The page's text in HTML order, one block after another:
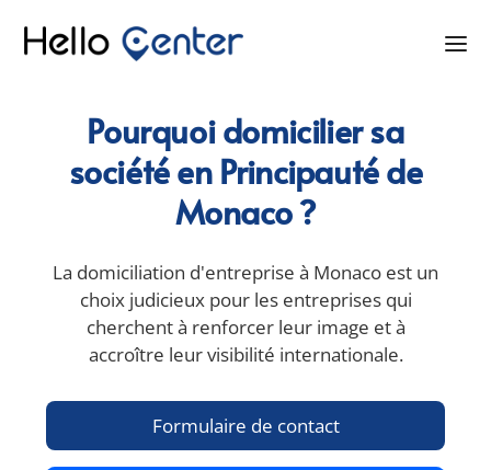
Pourquoi domicilier sa
société en Principauté de
Monaco ?
La domiciliation d'entreprise à Monaco est un
choix judicieux pour les entreprises qui
cherchent à renforcer leur image et à
accroître leur visibilité internationale.
Formulaire de contact